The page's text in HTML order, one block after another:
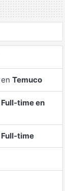
en Temuco
Full-time en
Full-time